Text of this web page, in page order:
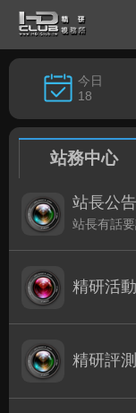
今日
18
站務中心
站長公
站長有話
精研活
精研評